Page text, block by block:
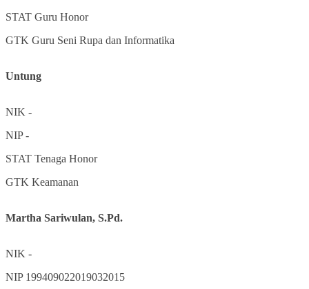
STAT Guru Honor
GTK Guru Seni Rupa dan Informatika
Untung
NIK -
NIP-
STAT Tenaga Honor
GTK Keamanan
Martha Sariwulan, S.Pd.
NIK -
NIP 199409022019032015